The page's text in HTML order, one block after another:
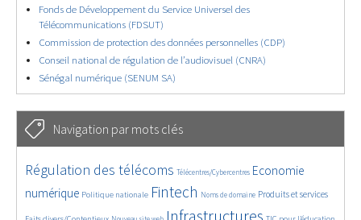
Fonds de Développement du Service Universel des
Télécommunications (FDSUT)
Commission de protection des données personnelles (CDP)
Conseil national de régulation de l’audiovisuel (CNRA)
Sénégal numérique (SENUM SA)
Navigation par mots clés
4641/5747
Régulation des télécoms
359/5747 Télécentres/Cybercentres
3773/5747
Economie
numérique
1878/5747 Politique nationale
5209/5747 Fintech
681/5747 Noms de domaine
2461/5747 Produits et services
1609/5747